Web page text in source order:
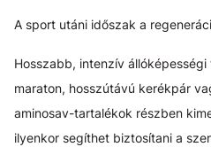
A sport utáni időszak a
Hosszabb, intenzív állóképességi
maraton, hosszútávú kerékpár
aminosav-tartalékok részben
ilyenkor segíthet biztosítani a